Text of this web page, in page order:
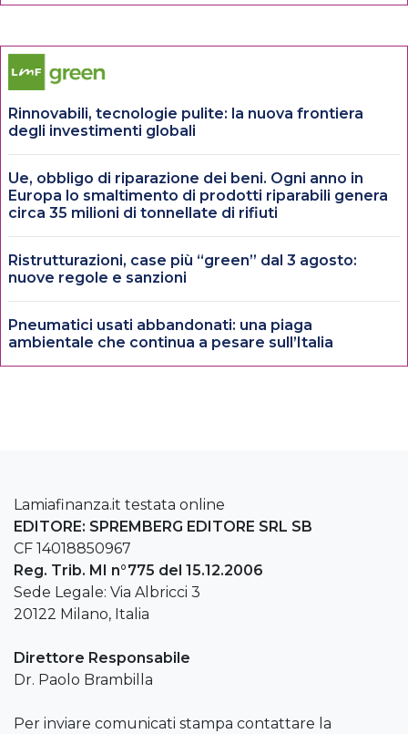
Rinnovabili, tecnologie pulite: la nuova frontiera
degli investimenti globali
Ue, obbligo di riparazione dei beni. Ogni anno in
Europa lo smaltimento di prodotti riparabili genera
circa 35 milioni di tonnellate di rifiuti
Ristrutturazioni, case più “green” dal 3 agosto:
nuove regole e sanzioni
Pneumatici usati abbandonati: una piaga
ambientale che continua a pesare sull’Italia
Lamiafinanza.it testata online
EDITORE: SPREMBERG EDITORE SRL SB
CF 14018850967
Reg. Trib. MI n°775 del 15.12.2006
Sede Legale: Via Albricci 3
20122 Milano, Italia
Direttore Responsabile
Dr. Paolo Brambilla
Per inviare comunicati stampa contattare la